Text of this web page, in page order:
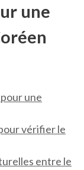
une
une
vérifier le
entre le